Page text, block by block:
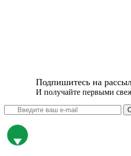
Подпишитесь на
И получайте первыми